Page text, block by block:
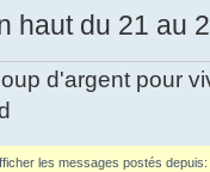
haut du 21 au
d'argent pour
les messages postés depuis: